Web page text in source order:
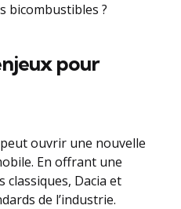
bicombustibles ?
pour
ouvrir une nouvelle
En offrant une
Dacia et
de l’industrie.